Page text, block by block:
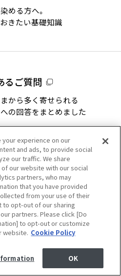
める方へ。
きたい基礎知識
るご質問
から多く寄せられる
の回答をまとめました
experience on our
and ads, to provide social
our traffic. We share
our website with our social
partners, who may
that you have provided
from your use of their
to opt-out of our sharing
partners. Please click [Do
to opt-out or customize
website. Cookie Policy
OK